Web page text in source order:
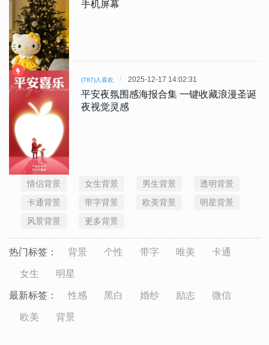
手机屏幕
(787)人喜欢 2025-12-17 14:02:31
平安夜氛围感海报合集 一键收藏浪漫圣诞
夜视觉灵感
情侣背景 女生背景 男生背景
透明背景
卡通背景
带字背景 欧美背景
明星背景
风景背景
更多背景
热门标签： 背景 个性 带字 唯美 卡通
女生 明星
最新标签： 性感 黑白 婚纱 励志 微信
欧美 背景